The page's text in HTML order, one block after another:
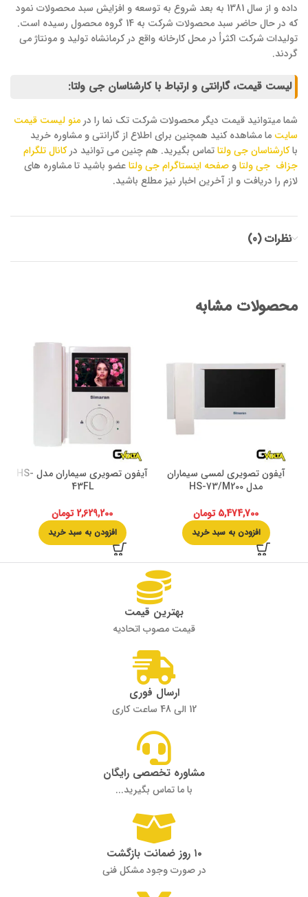
داده و از سال 1381 به بعد شروع به توسعه و افزایش سبد محصولات نمود
که در حال حاضر سبد محصولات شرکت به 14 گروه محصول رسیده است.
تولیدات شرکت اکثرأ در محل کارخانه واقع در کرمانشاه تولید و مونتاژ می
گردند.
لیست قیمت، گارانتی و ارتباط با کارشناسان جی ولتا:
شما میتوانید قیمت دیگر محصولات شرکت تک نما را در منو لیست قیمت
سایت ما مشاهده کنید همچنین برای اطلاع از گارانتی و مشاوره خرید
باکارشناسان جی ولتاتماس بگیرید. هم چنین می توانید درکانال تلگرام
جزاف جی ولتاو صفحه اینستاگرام جی ولتاعضو باشید تا مشاوره های
لازم را دریافت و از آخرین اخبار نیز مطلع باشید.
نظرات (0)
محصولات مشابه
آیفون تصویری لمسی سیماران
مدل HS-73/M200
5,474,700 تومان
افزودن به سبد خرید
آیفون تصویری سیماران مدل HS-
43FL
2,629,200تومان
افزودن به سبد خرید
بهترین قیمت
قیمت مصوب اتحادیه
ارسال فوری
12 الی 48 ساعت کاری
مشاوره تخصصی رایگان
با ما تماس بگیرید...
۱۰ روز ضمانت بازگشت
در صورت وجود مشکل فنی